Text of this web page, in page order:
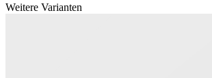
Weitere Varianten